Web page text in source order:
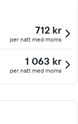
712 kr
per natt med moms
1 063 kr
per natt med moms